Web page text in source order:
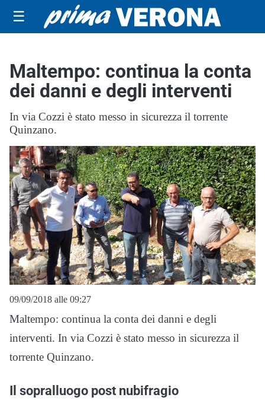
☰
Maltempo: continua la conta
dei danni e degli interventi
In via Cozzi è stato messo in sicurezza il torrente
Quinzano.
09/09/2018 alle 09:27
Maltempo: continua la conta dei danni e degli
interventi. In via Cozzi è stato messo in sicurezza il
torrente Quinzano.
Il sopralluogo post nubifragio